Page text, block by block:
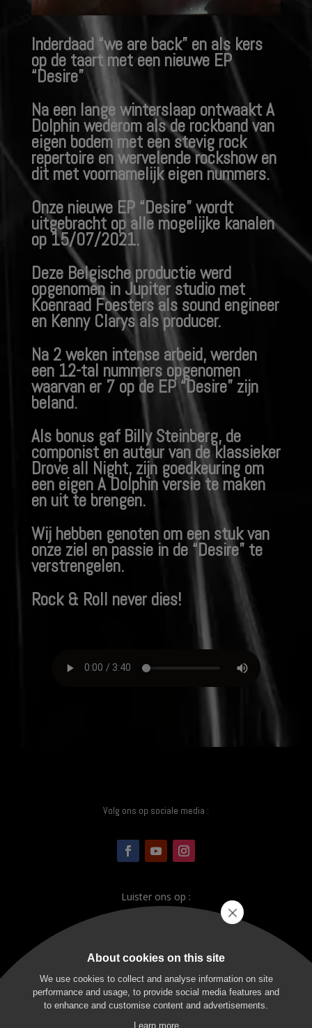
Inderdaad “we are back” en als kers
op de taart met een nieuwe EP
“Desire”
Na een lange winterslaap ontwaakt A
Dolphin wederom als de rockband van
eigen bodem met een stevig rock
repertoire en wervelende rockshow en
dit met voornamelijk eigen nummers.
Onze nieuwe EP “Desire” wordt
uitgebracht op alle mogelijke kanalen
op 15/07/2021.
Deze Belgische productie werd
opgenomen in Jupiter studio met
Koenraad Foestersals sound engineer
en Kenny Clarys als producer.
Na 2 weken intense arbeid, werden
een 12-tal nummers opgenomen
waarvan er 7 op de EP “Desire” zijn
beland.
Als bonus gaf Billy Steinberg, de
componist en auteur van de klassieker
Drove all Night, zijn goedkeuring om
een eigen A Dolphin versie te maken
en uit te brengen.
Wij hebben genoten om een stuk van
onze ziel en passie in de “Desire” te
verstrengelen.
Rock & Roll never dies!
Volg ons op sociale media :
Luister ons op :
About cookies on this site
We use cookies to collect and analyse information on site
performance and usage, to provide social media features and
to enhance and customise content and advertisements.
Learn more